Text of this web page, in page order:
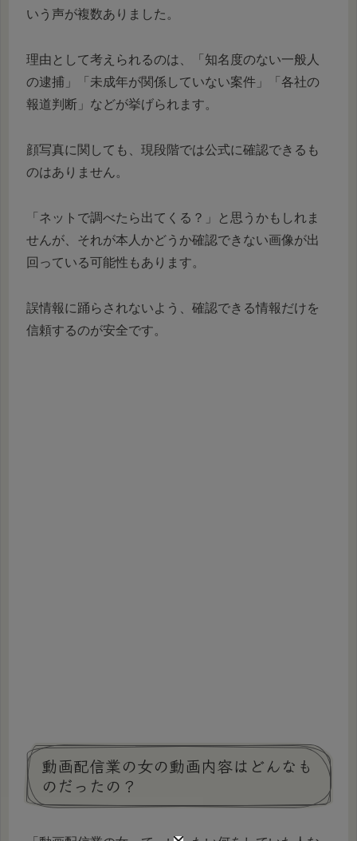
いう声が複数ありました。
理由として考えられるのは、「知名度のない一般人
の逮捕」「未成年が関係していない案件」「各社の
報道判断」などが挙げられます。
顔写真に関しても、現段階では公式に確認できるも
のはありません。
「ネットで調べたら出てくる？」と思うかもしれま
せんが、それが本人かどうか確認できない画像が出
回っている可能性もあります。
誤情報に踊らされないよう、確認できる情報だけを
信頼するのが安全です。
動画配信業の女の動画内容はどんなも
のだったの？